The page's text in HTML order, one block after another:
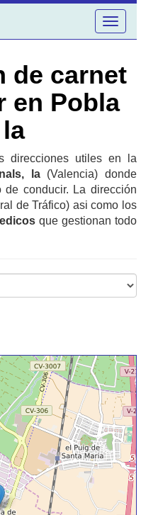
Toggle
navigation
de carnet
en Pobla
direcciones utiles en la
la(Valencia) donde
de conducir. La dirección
de Tráfico) asi como los
que gestionan todo